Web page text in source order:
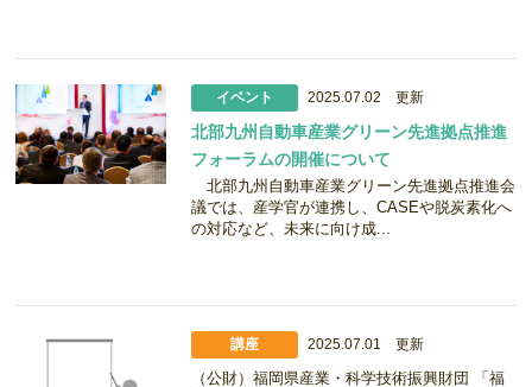
イベント 2025.07.02 更新
北部九州自動車産業グリーン先進拠点推進
フォーラムの開催について
北部九州自動車産業グリーン先進拠点推進会
議では、産学官が連携し、CASEや脱炭素化へ
の対応など、未来に向け成...
講座 2025.07.01 更新
（公財）福岡県産業・科学技術振興財団 「福